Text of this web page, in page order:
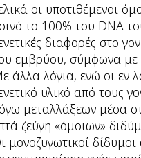
οι υποτιθέμενοι
το 100% του DNA
διαφορές στο
εμβρύου, σύμφωνα με
άλλα λόγια, ενώ οι εν
υλικό από τους
μεταλλάξεων μέσα
ζεύγη «όμοιων»
μονοζυγωτικοί